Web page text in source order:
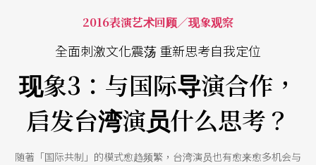
2016表演艺术回顾／现象观察
全面刺激文化震荡 重新思考自我定位
现象3：与国际导演合作，
启发台湾演员什么思考？
随著「国际共制」的模式愈趋频繁，台湾演员也有愈来愈多机会与